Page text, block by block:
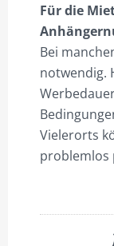
Für die
Bei
notwendig.
Vielerorts
problemlos